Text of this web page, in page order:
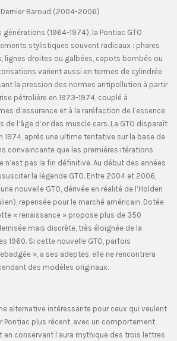
Baroud (2004-2006)
(1964-1974), la Pontiac GTO
stylistiques souvent radicaux : phares
lignes droites ou galbées, capots bombés ou
varient aussi en termes de cylindrée
la pression des normes antipollution à partir
pétrolière en 1973-1974, couplé à
d’assurance et à la raréfaction de l’essence
de l’âge d’or des muscle cars. La GTO disparaît
1974, après une ultime tentative sur la base de
convaincante que les premières itérations
n’est pas la fin définitive. Au début des années
la légende GTO. Entre 2004 et 2006,
nouvelle GTO, dérivée en réalité de l’Holden
repensée pour le marché américain. Dotée
« renaissance » propose plus de 350
mais discrète, très éloignée de la
1960. Si cette nouvelle GTO, parfois
», a ses adeptes, elle ne rencontrera
des modèles originaux.
alternative intéressante pour ceux qui veulent
Pontiac plus récent, avec un comportement
en conservant l’aura mythique des trois lettres